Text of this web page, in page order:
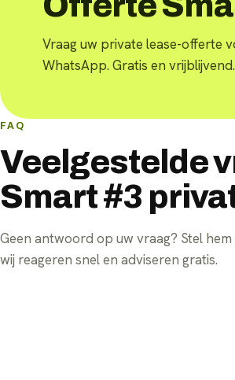
Vraag uw private lease-offerte
WhatsApp. Gratis en vrijblijvend.
FAQ
Veelgestelde
Smart #3
Geen antwoord op uw vraag? Stel
wij reageren snel en adviseren gratis.